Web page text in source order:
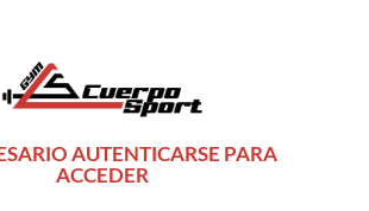
AUTENTICARSE PARA
ACCEDER